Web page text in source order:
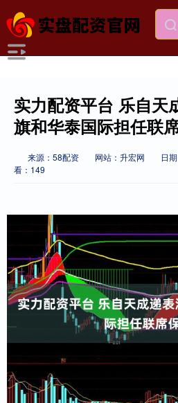
实力配资平台 乐自天
旗和华泰国际担任联
来源：58配资 网站：升宏网 日
看：149